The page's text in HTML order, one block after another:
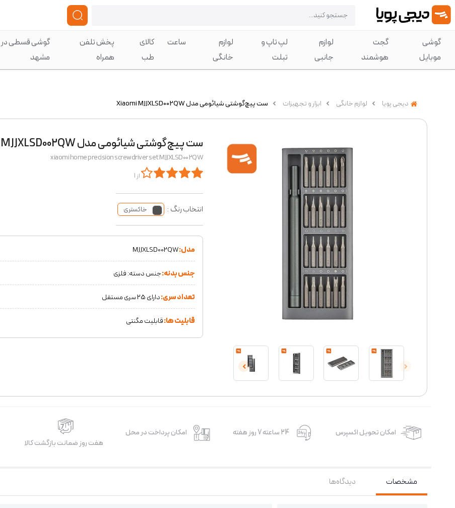
گوشی
موبایل
گجت
هوشمند
لوازم
جانبی
لپ تاپ و
تبلت
لوازم
خانگی
ساعت
کالای
طب
پخش تلفن
همراه
گوشی قسطی در
مشهد
دیجی پویا لوازم خانگی ابزار و تجهیزات ست پیچ‌گوشتی شیائومی مدل Xiaomi MJJXLSD002QW
ست پیچ‌گوشتی شیائومی مدل Xiaomi MJJXLSD002QW
xiaomi home precision screwdriver set MJJXLSD002QW
از 1
انتخاب رنگ : خاکستری
مدل:MJJXLSD002QW
جنس بدنه:جنس دسته: فلزی
تعداد سری:دارای 25 سری مستقل
قابلیت ها:قابلیت مگنتی
امکان تحویل اکسپرس 24 ساعته 7 روز هفته
امکان پرداخت در محل
هفت روز ضمانت بازگشت کالا
مشخصات دیدگاه‌ها